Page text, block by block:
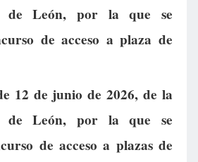
de León, por la que se
de acceso a plaza de
12 de junio de 2026, de la
de León, por la que se
de acceso a plazas de